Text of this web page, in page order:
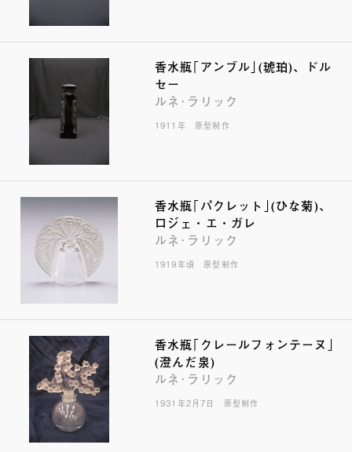
香水瓶｢アンブル｣(琥珀)、ドル
セー
ルネ･ラリック
1911年 原型制作
香水瓶｢パクレット｣(ひな菊)、
ロジェ・エ・ガレ
ルネ･ラリック
1919年頃 原型制作
香水瓶｢クレールフォンテーヌ｣
(澄んだ泉)
ルネ･ラリック
1931年2月7日 原型制作